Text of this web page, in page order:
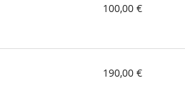
100,00 €
190,00 €